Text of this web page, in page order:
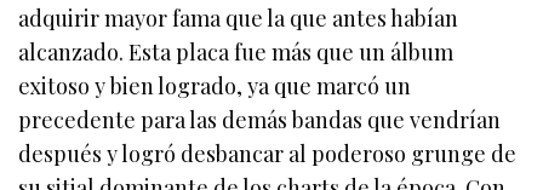
adquirir mayor fama que la que antes habían
alcanzado. Esta placa fue más que un álbum
exitoso y bien logrado, ya que marcó un
precedente para las demás bandas que vendrían
después y logró desbancar al poderoso grunge de